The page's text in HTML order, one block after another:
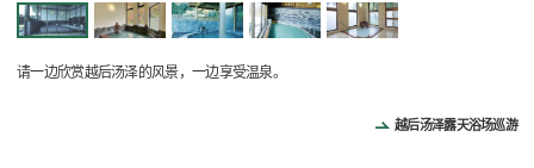
请一边欣赏越后汤泽的风景，一边享受温泉。
越后汤泽露天浴场巡游